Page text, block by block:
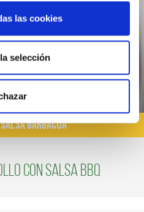
las cookies
selección
BARBACOA
con salsa BBQ